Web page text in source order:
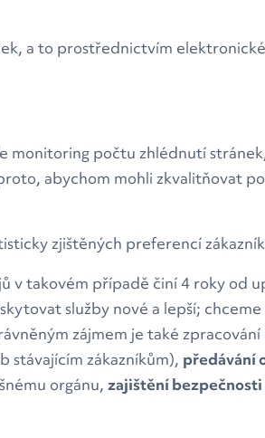
a to prostřednictvím
monitoring počtu zhlédnutí
abychom mohli zkvalitňovat
zjištěných preferencí
v takovém případě činí 4 roky od
služby nové a lepší;
zájmem je také
stávajícím zákazníkům), předávání
orgánu, zajištění